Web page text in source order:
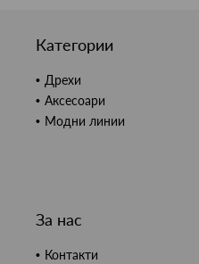
Категории
Дрехи
Аксесоари
Модни линии
За нас
Контакти